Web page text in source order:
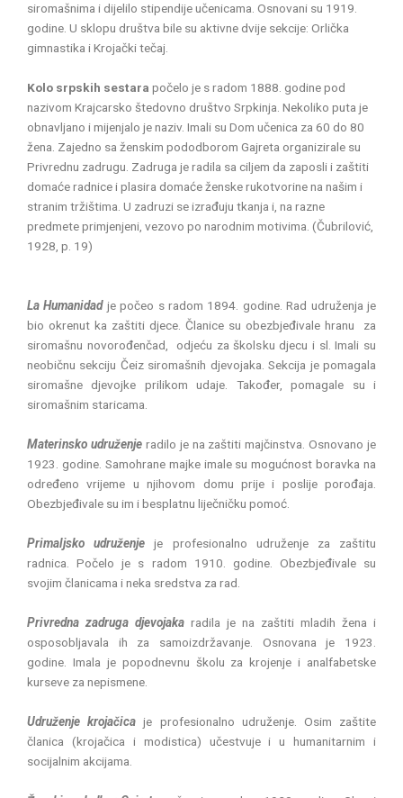
siromašnima i dijelilo stipendije učenicama. Osnovani su 1919.
godine. U sklopu društva bile su aktivne dvije sekcije: Orlička
gimnastika i Krojački tečaj.
Kolo srpskih sestara počelo je s radom 1888. godine pod
nazivom Krajcarsko štedovno društvo Srpkinja. Nekoliko puta je
obnavljano i mijenjalo je naziv. Imali su Dom učenica za 60 do 80
žena. Zajedno sa ženskim pododborom Gajreta organizirale su
Privrednu zadrugu. Zadruga je radila sa ciljem da zaposli i zaštiti
domaće radnice i plasira domaće ženske rukotvorine na našim i
stranim tržištima. U zadruzi se izrađuju tkanja i, na razne
predmete primjenjeni, vezovo po narodnim motivima. (Čubrilović,
1928, p. 19)
La Humanidadje počeo s radom 1894. godine. Rad udruženja je
bio okrenut ka zaštiti djece. Članice su obezbjeđivale hranu za
siromašnu novorođenčad, odjeću za školsku djecu i sl. Imali su
neobičnu sekciju Čeiz siromašnih djevojaka. Sekcija je pomagala
siromašne djevojke prilikom udaje. Također, pomagale su i
siromašnim staricama.
Materinsko udruženje radilo je na zaštiti majčinstva. Osnovano je
1923. godine. Samohrane majke imale su mogućnost boravka na
određeno vrijeme u njihovom domu prije i poslije porođaja.
Obezbjeđivale su im i besplatnu liječničku pomoć.
Primaljsko udruženje je profesionalno udruženje za zaštitu
radnica. Počelo je s radom 1910. godine. Obezbjeđivale su
svojim članicama i neka sredstva za rad.
Privredna zadruga djevojaka radila je na zaštiti mladih žena i
osposobljavala ih za samoizdržavanje. Osnovana je 1923.
godine. Imala je popodnevnu školu za krojenje i analfabetske
kurseve za nepismene.
Udruženje krojačica je profesionalno udruženje. Osim zaštite
članica (krojačica i modistica) učestvuje i u humanitarnim i
socijalnim akcijama.